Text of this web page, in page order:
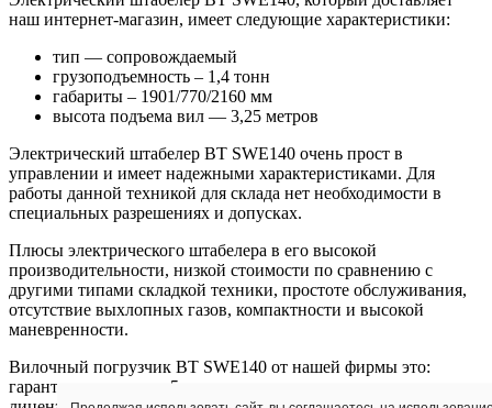
наш интернет-магазин, имеет следующие характеристики:
тип — сопровождаемый
грузоподъемность – 1,4 тонн
габариты – 1901/770/2160 мм
высота подъема вил — 3,25 метров
Электрический штабелер BT SWE140 очень прост в
управлении и имеет надежными характеристиками. Для
работы данной техникой для склада нет необходимости в
специальных разрешениях и допусках.
Плюсы электрического штабелера в его высокой
производительности, низкой стоимости по сравнению с
другими типами складкой техники, простоте обслуживания,
отсутствие выхлопных газов, компактности и высокой
маневренности.
Вилочный погрузчик BT SWE140 от нашей фирмы это:
гарантия от дилера – 5 лет возможность аренды или лизинга